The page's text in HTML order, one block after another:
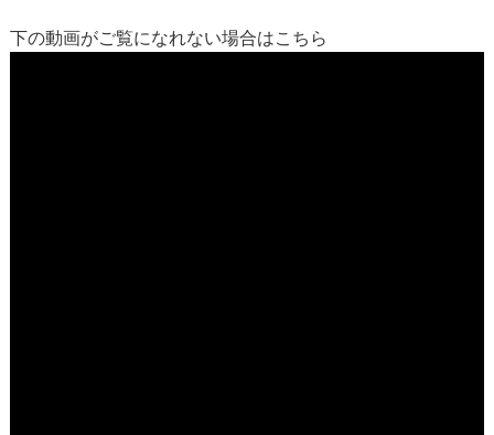
下の動画がご覧になれない場合はこちら